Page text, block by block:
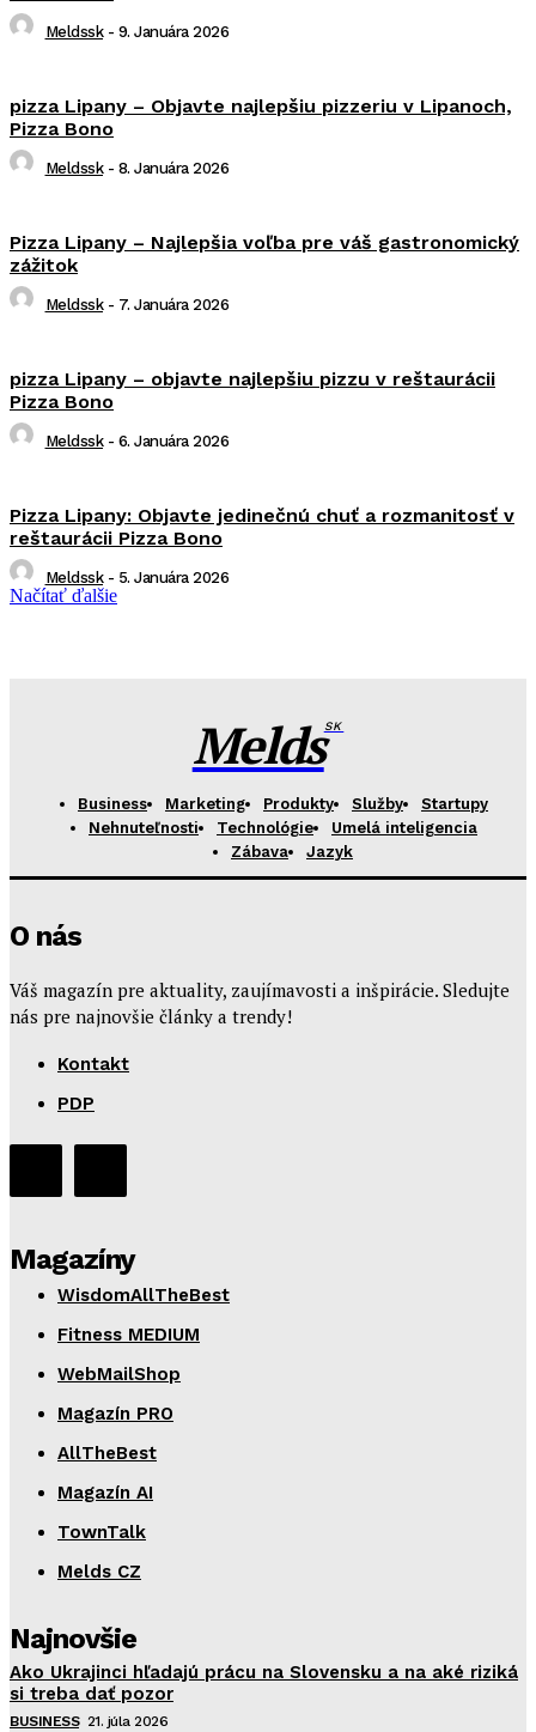
Meldssk - 9. Januára 2026
pizza Lipany – Objavte najlepšiu pizzeriu v Lipanoch,
Pizza Bono
Meldssk - 8. Januára 2026
Pizza Lipany – Najlepšia voľba pre váš gastronomický
zážitok
Meldssk - 7. Januára 2026
pizza Lipany – objavte najlepšiu pizzu v reštaurácii
Pizza Bono
Meldssk - 6. Januára 2026
Pizza Lipany: Objavte jedinečnú chuť a rozmanitosť v
reštaurácii Pizza Bono
Meldssk - 5. Januára 2026
Načítať ďalšie
MeldsSK
Business Marketing Produkty Služby
Startupy
Nehnuteľnosti
Technológie
Umelá inteligencia
Zábava
Jazyk
O nás
Váš magazín pre aktuality, zaujímavosti a inšpirácie. Sledujte
nás pre najnovšie články a trendy!
Kontakt
PDP
Magazíny
WisdomAllTheBest
Fitness MEDIUM
WebMailShop
Magazín PRO
AllTheBest
Magazín AI
TownTalk
Melds CZ
Najnovšie
Ako Ukrajinci hľadajú prácu na Slovensku a na aké riziká
si treba dať pozor
BUSINESS 21. júla 2026